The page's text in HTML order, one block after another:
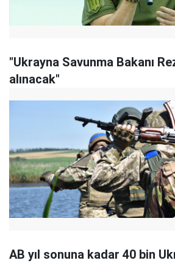
"Ukrayna Savunma Bakanı
alınacak"
AB yıl sonuna kadar 40 bin